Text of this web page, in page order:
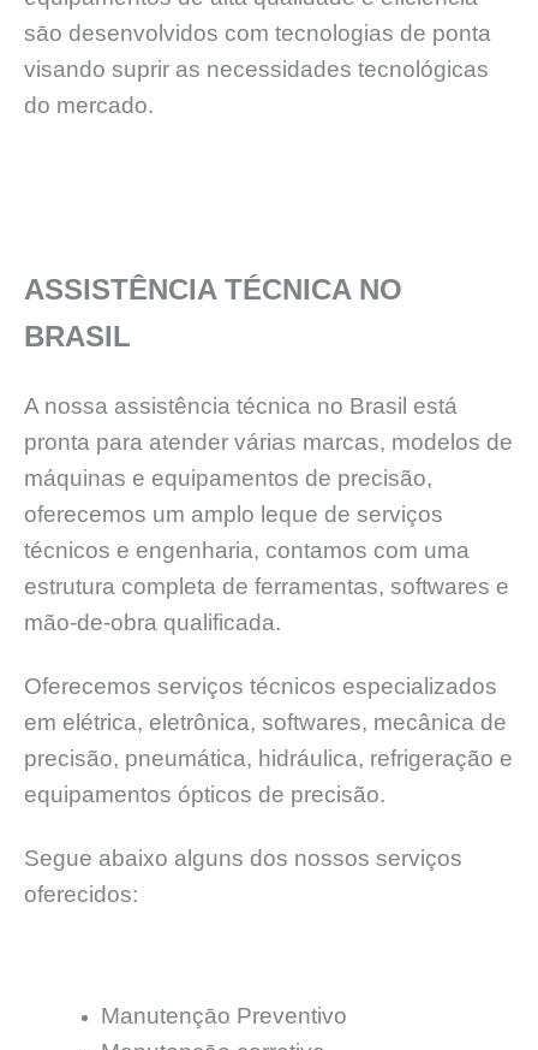
sāo desenvolvidos com tecnologias de ponta
visando suprir as necessidades tecnológicas
do mercado.
ASSISTÊNCIA TÉCNICA NO
BRASIL
A nossa assistência técnica no Brasil está
pronta para atender várias marcas, modelos de
máquinas e equipamentos de precisão,
oferecemos um amplo leque de serviços
técnicos e engenharia, contamos com uma
estrutura completa de ferramentas, softwares e
mão-de-obra qualificada.
Oferecemos serviços técnicos especializados
em elétrica, eletrônica, softwares, mecânica de
precisão, pneumática, hidráulica, refrigeração e
equipamentos ópticos de precisão.
Segue abaixo alguns dos nossos serviços
oferecidos:
Manutençāo Preventivo